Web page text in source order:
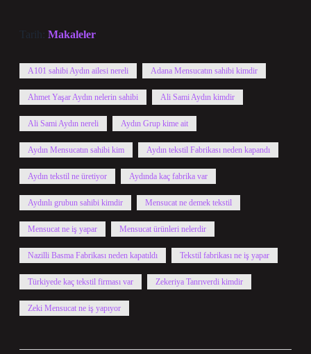
Tarih: Makaleler
A101 sahibi Aydın ailesi nereli Adana Mensucatın sahibi kimdir
Ahmet Yaşar Aydın nelerin sahibi Ali Sami Aydın kimdir
Ali Sami Aydın nereli Aydın Grup kime ait
Aydın Mensucatın sahibi kim Aydın tekstil Fabrikası neden kapandı
Aydın tekstil ne üretiyor Aydında kaç fabrika var
Aydınlı grubun sahibi kimdir Mensucat ne demek tekstil
Mensucat ne iş yapar Mensucat ürünleri nelerdir
Nazilli Basma Fabrikası neden kapatıldı Tekstil fabrikası ne iş yapar
Türkiyede kaç tekstil firması var Zekeriya Tanrıverdi kimdir
Zeki Mensucat ne iş yapıyor